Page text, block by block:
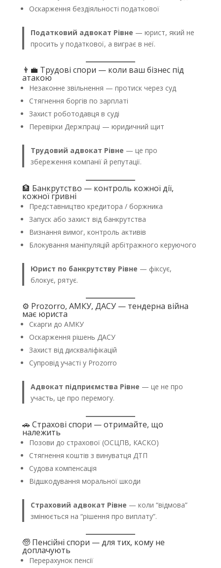
Оскарження бездіяльності податкової
Податковий адвокат Рівне — юрист, який не
просить у податкової, а виграє в неї.
👨‍💼 Трудові спори — коли ваш бізнес під
атакою
Незаконне звільнення — протиск через суд
Стягнення боргів по зарплаті
Захист роботодавця в суді
Перевірки Держпраці — юридичний щит
Трудовий адвокат Рівне — це про
збереження компанії й репутації.
🏦 Банкрутство — контроль кожної дії,
кожної гривні
Представництво кредитора / боржника
Запуск або захист від банкрутства
Визнання вимог, контроль активів
Блокування маніпуляцій арбітражного керуючого
Юрист по банкрутству Рівне — фіксує,
блокує, рятує.
⚙️ Prozorro, АМКУ, ДАСУ — тендерна війна
має юриста
Скарги до АМКУ
Оскарження рішень ДАСУ
Захист від дискваліфікацій
Супровід участі у Prozorro
Адвокат підприємства Рівне — це не про
участь, це про перемогу.
🚗 Страхові спори — отримайте, що
належить
Позови до страхової (ОСЦПВ, КАСКО)
Стягнення коштів з винуватця ДТП
Судова компенсація
Відшкодування моральної шкоди
Страховий адвокат Рівне — коли “відмова”
змінюється на “рішення про виплату”.
🧓 Пенсійні спори — для тих, кому не
доплачують
Перерахунок пенсії